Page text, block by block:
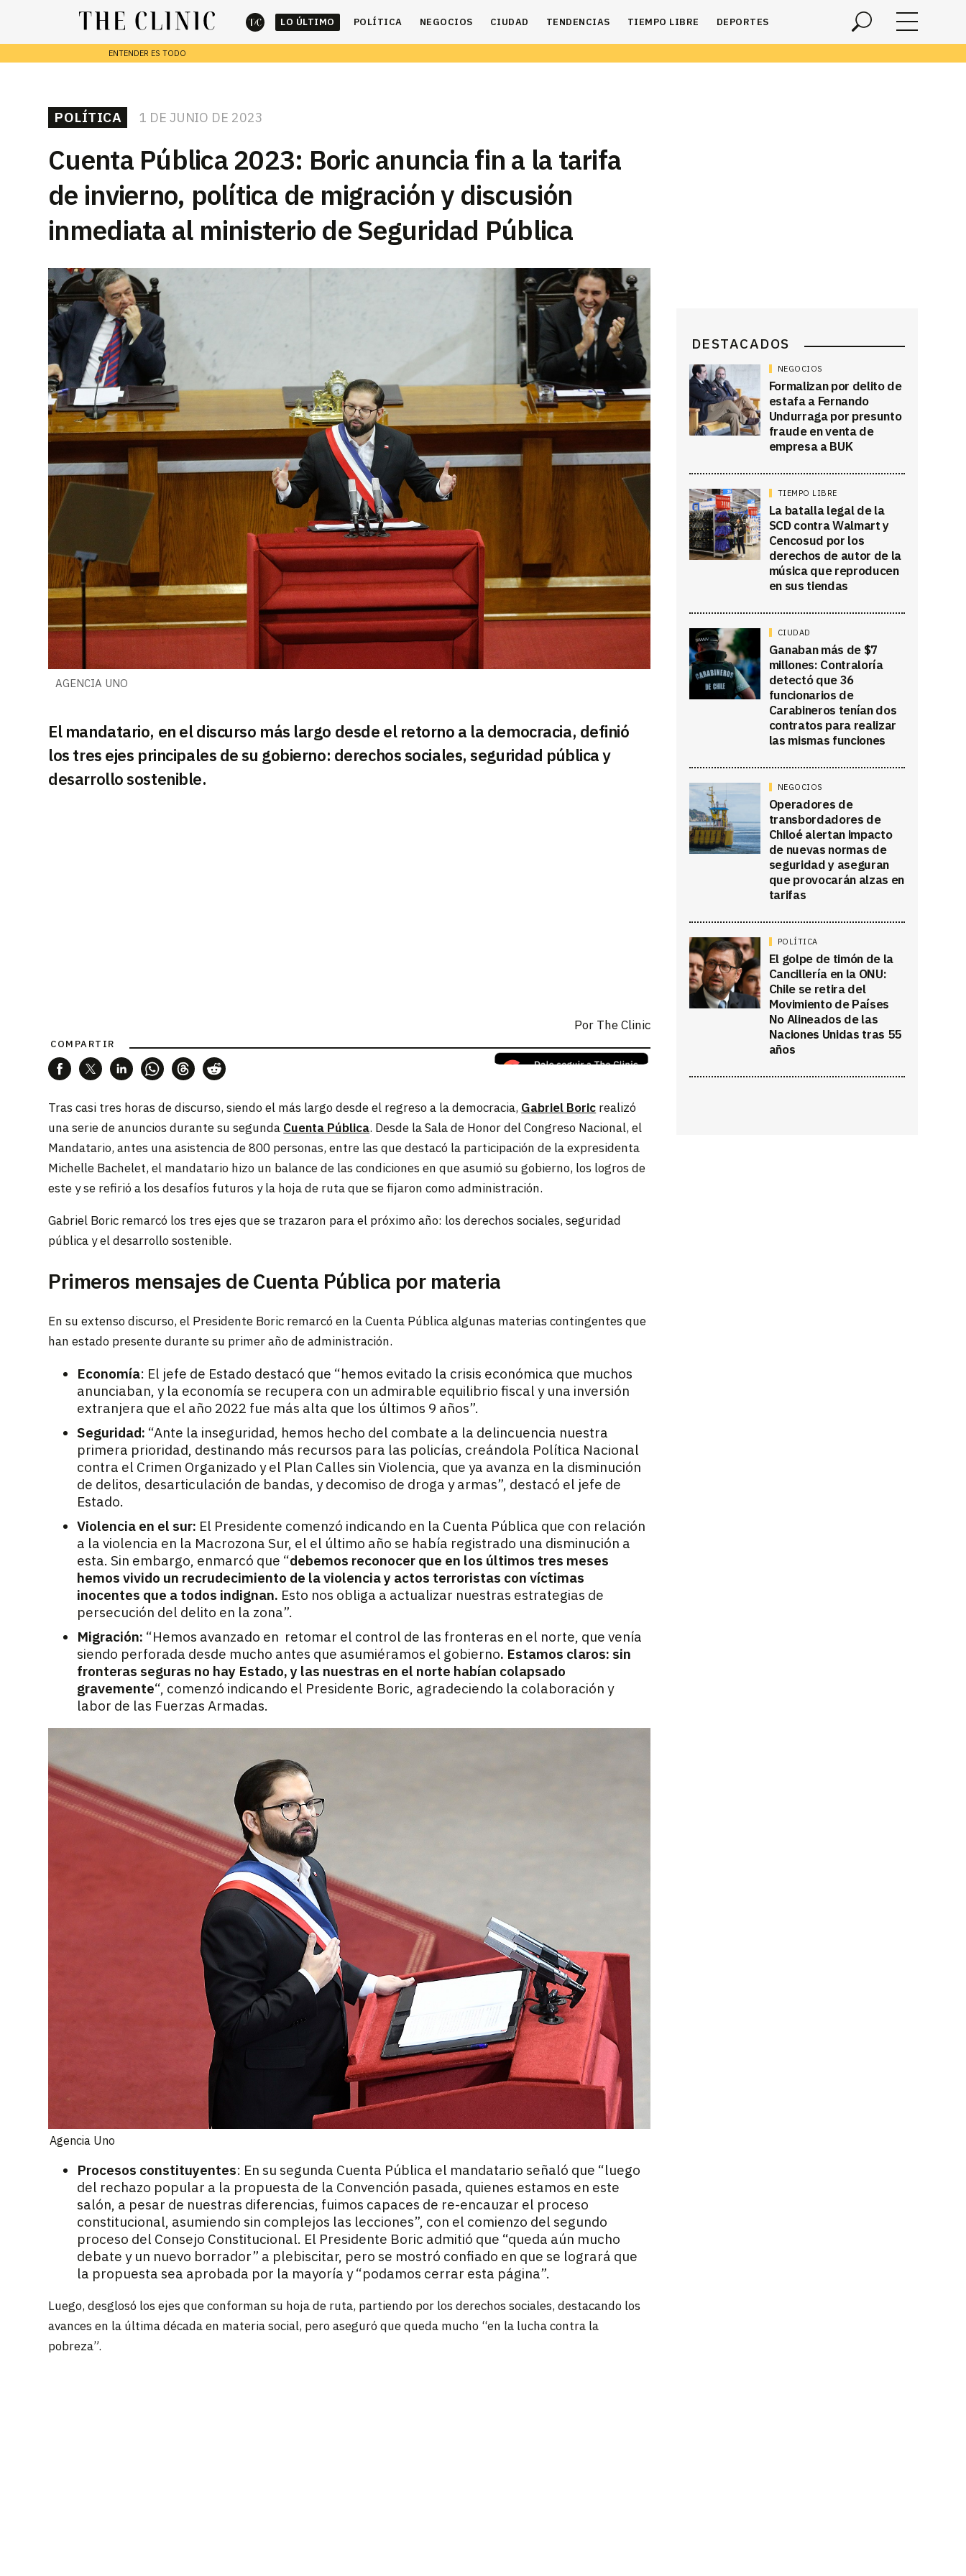
LO ÚLTIMO POLÍTICA NEGOCIOS CIUDAD TENDENCIAS TIEMPO LIBRE DEPORTES
REPORTAJES
ENTENDER ES TODO
Escribe lo que deseas y presiona enter para buscar
cerrar
AGENCIA UNO
POLÍTICA 1 DE JUNIO DE 2023
Cuenta Pública 2023: Boric anuncia fin a la tarifa
de invierno, política de migración y discusión
inmediata al ministerio de Seguridad Pública
El mandatario, en el discurso más largo desde el retorno a la democracia, definió
los tres ejes principales de su gobierno: derechos sociales, seguridad pública y
desarrollo sostenible.
Por The Clinic
COMPARTIR
Tras casi tres horas de discurso, siendo el más largo desde el regreso a la democracia, Gabriel Boric realizó
una serie de anuncios durante su segunda Cuenta Pública. Desde la Sala de Honor del Congreso Nacional, el
Mandatario, antes una asistencia de 800 personas, entre las que destacó la participación de la expresidenta
Michelle Bachelet, el mandatario hizo un balance de las condiciones en que asumió su gobierno, los logros de
este y se refirió a los desafíos futuros y la hoja de ruta que se fijaron como administración.
Gabriel Boric remarcó los tres ejes que se trazaron para el próximo año: los derechos sociales, seguridad
pública y el desarrollo sostenible.
Primeros mensajes de Cuenta Pública por materia
En su extenso discurso, el Presidente Boric remarcó en la Cuenta Pública algunas materias contingentes que
han estado presente durante su primer año de administración.
Economía: El jefe de Estado destacó que “hemos evitado la crisis económica que muchos
anunciaban, y la economía se recupera con un admirable equilibrio fiscal y una inversión
extranjera que el año 2022 fue más alta que los últimos 9 años”.
Seguridad: “Ante la inseguridad, hemos hecho del combate a la delincuencia nuestra
primera prioridad, destinando más recursos para las policías, creándola Política Nacional
contra el Crimen Organizado y el Plan Calles sin Violencia, que ya avanza en la disminución
de delitos, desarticulación de bandas, y decomiso de droga y armas”, destacó el jefe de
Estado.
Violencia en el sur: El Presidente comenzó indicando en la Cuenta Pública que con relación
a la violencia en la Macrozona Sur, el el último año se había registrado una disminución a
esta. Sin embargo, enmarcó que “debemos reconocer que en los últimos tres meses
hemos vivido un recrudecimiento de la violencia y actos terroristas con víctimas
inocentes que a todos indignan. Esto nos obliga a actualizar nuestras estrategias de
persecución del delito en la zona”.
Migración: “Hemos avanzado en retomar el control de las fronteras en el norte, que venía
siendo perforada desde mucho antes que asumiéramos el gobierno. Estamos claros: sin
fronteras seguras no hay Estado, y las nuestras en el norte habían colapsado
gravemente“, comenzó indicando el Presidente Boric, agradeciendo la colaboración y
labor de las Fuerzas Armadas.
Agencia Uno
Procesos constituyentes: En su segunda Cuenta Pública el mandatario señaló que “luego
del rechazo popular a la propuesta de la Convención pasada, quienes estamos en este
salón, a pesar de nuestras diferencias, fuimos capaces de re-encauzar el proceso
constitucional, asumiendo sin complejos las lecciones”, con el comienzo del segundo
proceso del Consejo Constitucional. El Presidente Boric admitió que “queda aún mucho
debate y un nuevo borrador” a plebiscitar, pero se mostró confiado en que se logrará que
la propuesta sea aprobada por la mayoría y “podamos cerrar esta página”.
Luego, desglosó los ejes que conforman su hoja de ruta, partiendo por los derechos sociales, destacando los
avances en la última década en materia social, pero aseguró que queda mucho “en la lucha contra la
pobreza”.
DESTACADOS
NEGOCIOS
Formalizan por delito de
estafa a Fernando
Undurraga por presunto
fraude en venta de
empresa a BUK
TIEMPO LIBRE
La batalla legal de la
SCD contra Walmart y
Cencosud por los
derechos de autor de la
música que reproducen
en sus tiendas
CIUDAD
Ganaban más de $7
millones: Contraloría
detectó que 36
funcionarios de
Carabineros tenían dos
contratos para realizar
las mismas funciones
NEGOCIOS
Operadores de
transbordadores de
Chiloé alertan impacto
de nuevas normas de
seguridad y aseguran
que provocarán alzas en
tarifas
POLÍTICA
El golpe de timón de la
Cancillería en la ONU:
Chile se retira del
Movimiento de Países
No Alineados de las
Naciones Unidas tras 55
años